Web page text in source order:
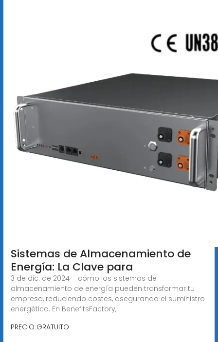
Sistemas de Almacenamiento de
Energía: La Clave para
3 de dic. de 2024 · cómo los sistemas de
almacenamiento de energía pueden transformar tu
empresa, reduciendo costes, asegurando el suministro
energético. En BenefitsFactory,
PRECIO GRATUITO